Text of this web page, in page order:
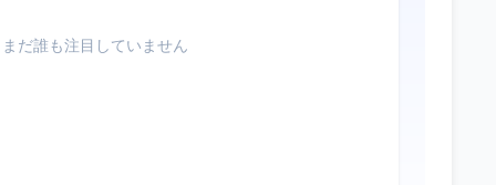
まだ誰も注目していません